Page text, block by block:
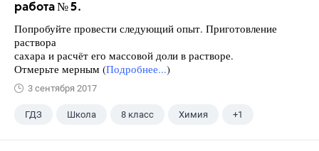
работа № 5.
Попробуйте провести следующий опыт. Приготовление
раствора
сахара и расчёт его массовой доли в растворе.
Отмерьте мерным (Подробнее...)
3 сентября 2017
ГДЗ Школа 8 класс Химия +1